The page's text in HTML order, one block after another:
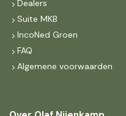
Dealers
Suite MKB
IncoNed Groen
FAQ
Algemene voorwaarden